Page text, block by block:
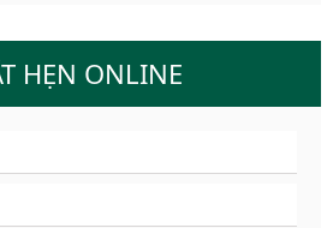
HẸN ONLINE